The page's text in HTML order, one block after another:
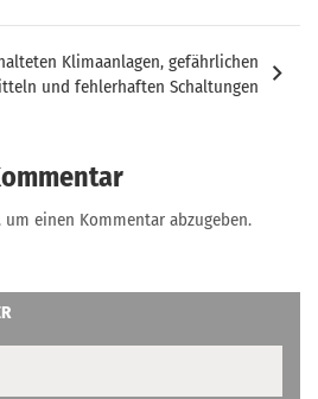
Klimaanlagen, gefährlichen
und fehlerhaften Schaltungen
um einen Kommentar abzugeben.